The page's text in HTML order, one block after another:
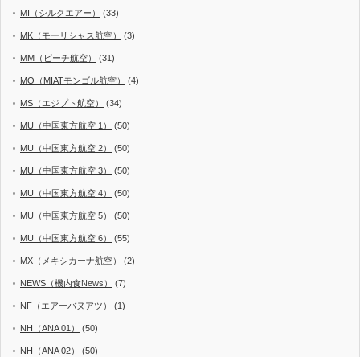
MI（シルクエアー） (33)
MK（モーリシャス航空） (3)
MM（ピーチ航空） (31)
MO（MIATモンゴル航空） (4)
MS（エジプト航空） (34)
MU（中国東方航空 1） (50)
MU（中国東方航空 2） (50)
MU（中国東方航空 3） (50)
MU（中国東方航空 4） (50)
MU（中国東方航空 5） (50)
MU（中国東方航空 6） (55)
MX（メキシカーナ航空） (2)
NEWS（機内食News） (7)
NF（エアーバヌアツ） (1)
NH（ANA 01） (50)
NH（ANA 02） (50)